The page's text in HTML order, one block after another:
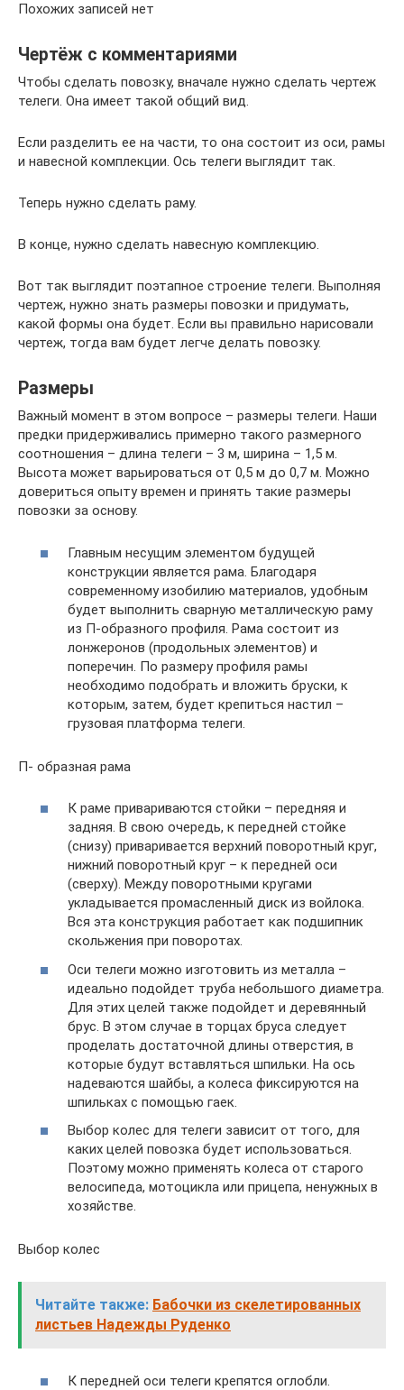
Похожих записей нет
Чертёж с комментариями
Чтобы сделать повозку, вначале нужно сделать чертеж
телеги. Она имеет такой общий вид.
Если разделить ее на части, то она состоит из оси, рамы
и навесной комплекции. Ось телеги выглядит так.
Теперь нужно сделать раму.
В конце, нужно сделать навесную комплекцию.
Вот так выглядит поэтапное строение телеги. Выполняя
чертеж, нужно знать размеры повозки и придумать,
какой формы она будет. Если вы правильно нарисовали
чертеж, тогда вам будет легче делать повозку.
Размеры
Важный момент в этом вопросе – размеры телеги. Наши
предки придерживались примерно такого размерного
соотношения – длина телеги – 3 м, ширина – 1,5 м.
Высота может варьироваться от 0,5 м до 0,7 м. Можно
довериться опыту времен и принять такие размеры
повозки за основу.
Главным несущим элементом будущей
конструкции является рама. Благодаря
современному изобилию материалов, удобным
будет выполнить сварную металлическую раму
из П-образного профиля. Рама состоит из
лонжеронов (продольных элементов) и
поперечин. По размеру профиля рамы
необходимо подобрать и вложить бруски, к
которым, затем, будет крепиться настил –
грузовая платформа телеги.
П- образная рама
К раме привариваются стойки – передняя и
задняя. В свою очередь, к передней стойке
(снизу) приваривается верхний поворотный круг,
нижний поворотный круг – к передней оси
(сверху). Между поворотными кругами
укладывается промасленный диск из войлока.
Вся эта конструкция работает как подшипник
скольжения при поворотах.
Оси телеги можно изготовить из металла –
идеально подойдет труба небольшого диаметра.
Для этих целей также подойдет и деревянный
брус. В этом случае в торцах бруса следует
проделать достаточной длины отверстия, в
которые будут вставляться шпильки. На ось
надеваются шайбы, а колеса фиксируются на
шпильках с помощью гаек.
Выбор колес для телеги зависит от того, для
каких целей повозка будет использоваться.
Поэтому можно применять колеса от старого
велосипеда, мотоцикла или прицепа, ненужных в
хозяйстве.
Выбор колес
Читайте также: Бабочки из скелетированных
листьев Надежды Руденко
К передней оси телеги крепятся оглобли.